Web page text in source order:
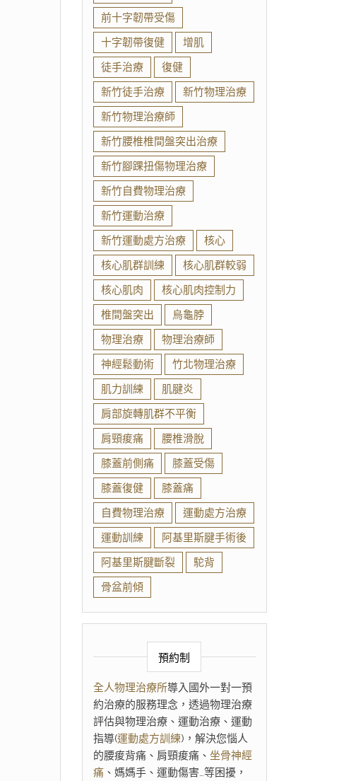
前十字韌帶受傷
十字韌帶復健
增肌
徒手治療
復健
新竹徒手治療
新竹物理治療
新竹物理治療師
新竹腰椎椎間盤突出治療
新竹腳踝扭傷物理治療
新竹自費物理治療
新竹運動治療
新竹運動處方治療
核心
核心肌群訓練
核心肌群較弱
核心肌肉
核心肌肉控制力
椎間盤突出
烏龜脖
物理治療
物理治療師
神經鬆動術
竹北物理治療
肌力訓練
肌腱炎
肩部旋轉肌群不平衡
肩頸痠痛
腰椎滑脫
膝蓋前側痛
膝蓋受傷
膝蓋復健
膝蓋痛
自費物理治療
運動處方治療
運動訓練
阿基里斯腱手術後
阿基里斯腱斷裂
駝背
骨盆前傾
預約制
全人物理治療所導入國外一對一預
約治療的服務理念，透過物理治療
評估與物理治療、運動治療、運動
指導(運動處方訓練)，解決您惱人
的腰痠背痛、肩頸痠痛、 坐骨神經
痛、媽媽手、運動傷害…等困擾，